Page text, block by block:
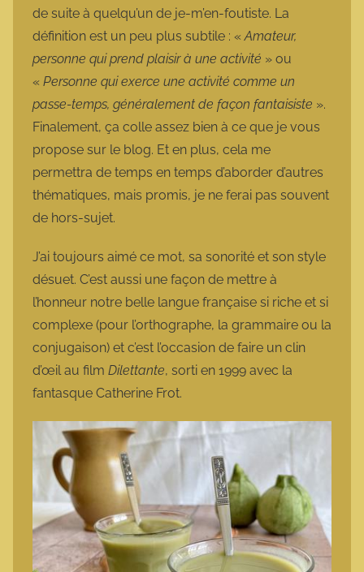
de suite à quelqu’un de je-m’en-foutiste. La
définition est un peu plus subtile : «Amateur,
personne qui prend plaisir à une activité » ou
« Personne qui exerce une activité comme un
passe-temps, généralement de façon fantaisiste ».
Finalement, ça colle assez bien à ce que je vous
propose sur le blog. Et en plus, cela me
permettra de temps en temps d’aborder d’autres
thématiques, mais promis, je ne ferai pas souvent
de hors-sujet.
J’ai toujours aimé ce mot, sa sonorité et son style
désuet. C’est aussi une façon de mettre à
l’honneur notre belle langue française si riche et si
complexe (pour l’orthographe, la grammaire ou la
conjugaison) et c’est l’occasion de faire un clin
d’œil au film Dilettante, sorti en 1999 avec la
fantasque Catherine Frot.